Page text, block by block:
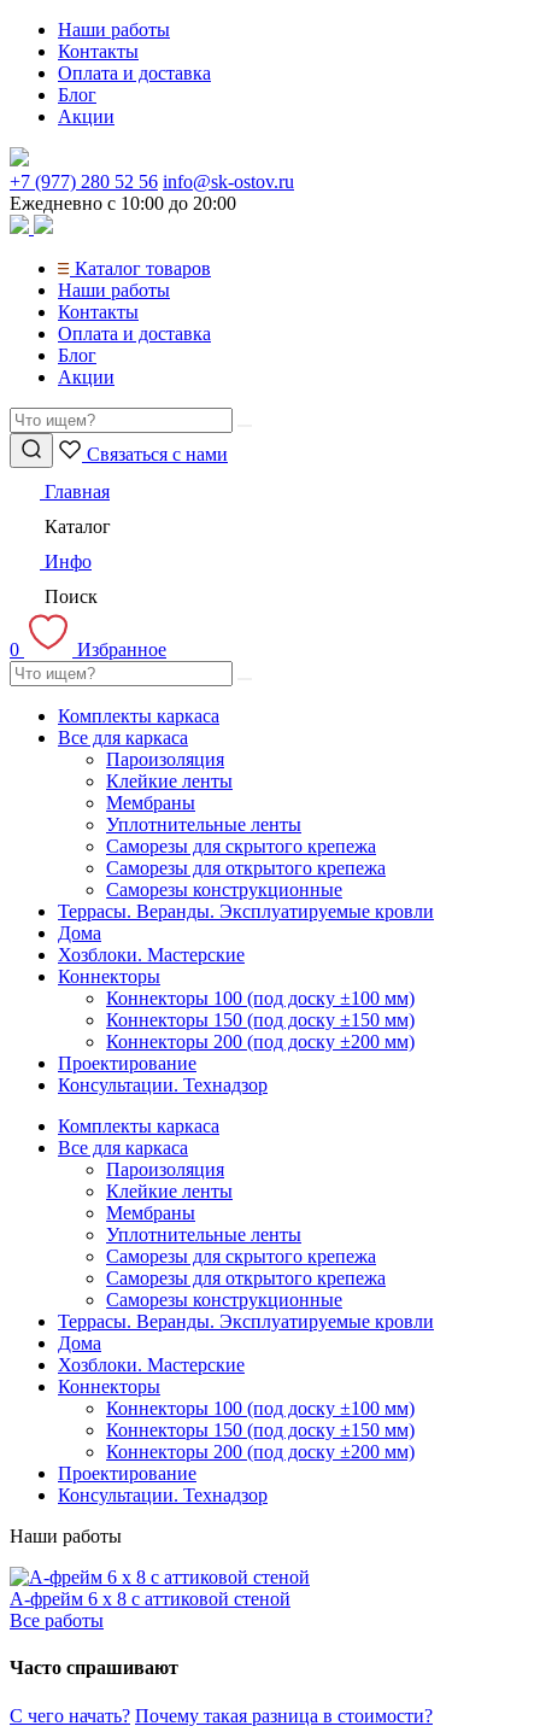
Перейти
содержимому
Наши работы
Контакты
Оплата и доставка
Блог
Акции
+7 (977) 280 52 56 info@sk-ostov.ru
Ежедневно с 10:00 до 20:00
Каталог товаров
Наши работы
Контакты
Оплата и доставка
Блог
Акции
Связаться с нами
Главная
Каталог
Инфо
Поиск
0 Избранное
Комплекты каркаса
Все для каркаса
Пароизоляция
Клейкие ленты
Мембраны
Уплотнительные ленты
Саморезы для скрытого крепежа
Саморезы для открытого крепежа
Саморезы конструкционные
Террасы. Веранды. Эксплуатируемые кровли
Дома
Хозблоки. Мастерские
Коннекторы
Коннекторы 100 (под доску ±100 мм)
Коннекторы 150 (под доску ±150 мм)
Коннекторы 200 (под доску ±200 мм)
Проектирование
Консультации. Технадзор
Комплекты каркаса
Все для каркаса
Пароизоляция
Клейкие ленты
Мембраны
Уплотнительные ленты
Саморезы для скрытого крепежа
Саморезы для открытого крепежа
Саморезы конструкционные
Террасы. Веранды. Эксплуатируемые кровли
Дома
Хозблоки. Мастерские
Коннекторы
Коннекторы 100 (под доску ±100 мм)
Коннекторы 150 (под доску ±150 мм)
Коннекторы 200 (под доску ±200 мм)
Проектирование
Консультации. Технадзор
Наши работы
А-фрейм 6 х 8 с аттиковой стеной
Все работы
Часто спрашивают
С чего начать? Почему такая разница в стоимости?